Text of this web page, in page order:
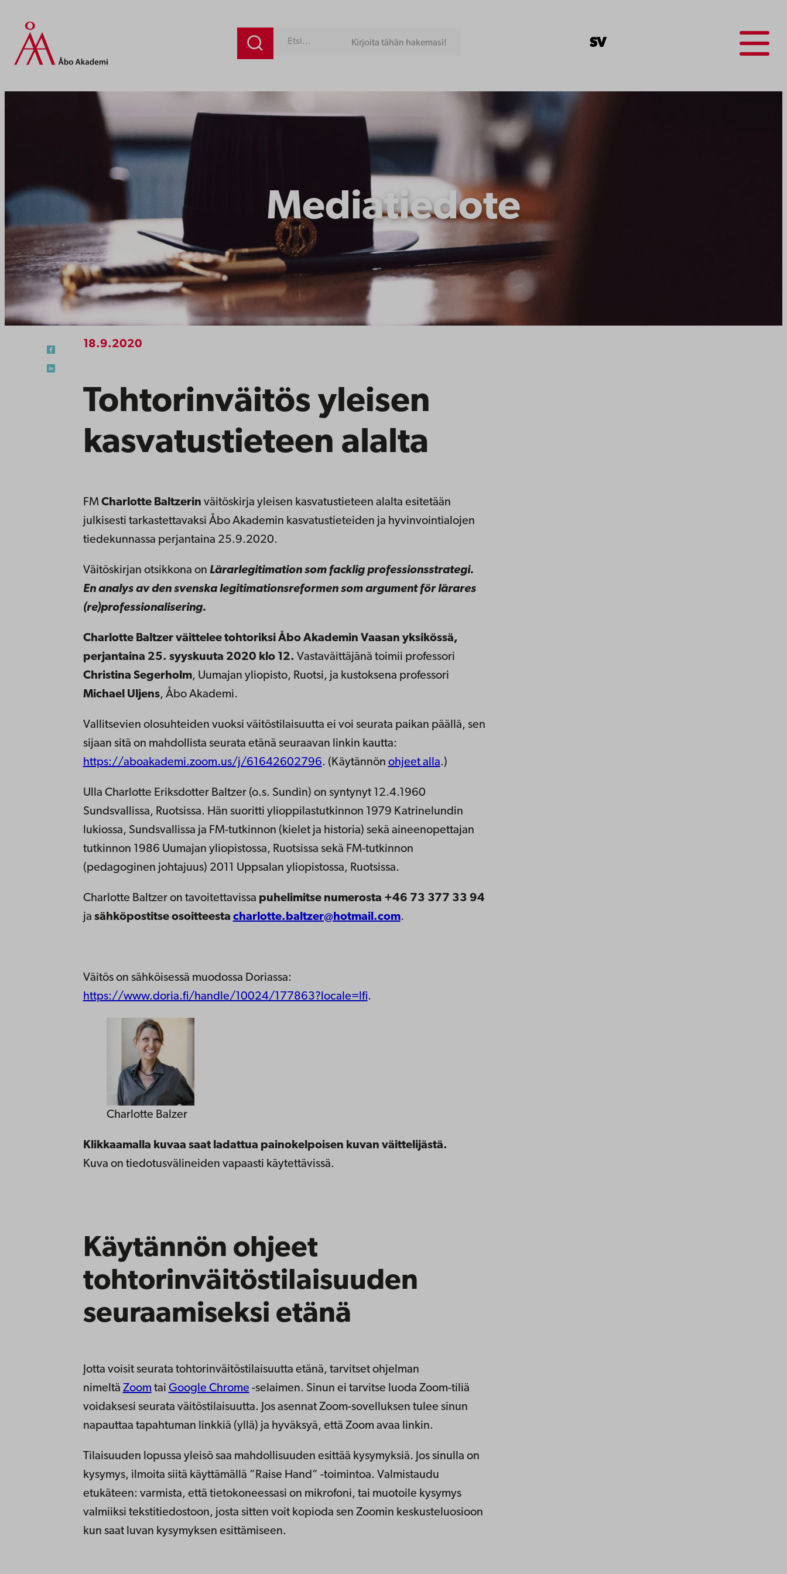
sisältöön
Kirjoita tähän hakemasi! SV
Menu
Mediatiedote
18.9.2020
Tohtorinväitös yleisen
kasvatustieteen alalta
FM Charlotte Baltzerin väitöskirja yleisen kasvatustieteen alalta esitetään
julkisesti tarkastettavaksi Åbo Akademin kasvatustieteiden ja hyvinvointialojen
tiedekunnassa perjantaina 25.9.2020.
Väitöskirjan otsikkona on Lärarlegitimation som facklig professionsstrategi.
En analys av den svenska legitimationsreformen som argument för lärares
(re)professionalisering.
Charlotte Baltzer väittelee tohtoriksi Åbo Akademin Vaasan yksikössä,
perjantaina 25. syyskuuta 2020 klo 12. Vastaväittäjänä toimii professori
Christina Segerholm, Uumajan yliopisto, Ruotsi, ja kustoksena professori
Michael Uljens, Åbo Akademi.
Vallitsevien olosuhteiden vuoksi väitöstilaisuutta ei voi seurata paikan päällä, sen
sijaan sitä on mahdollista seurata etänä seuraavan linkin kautta:
https://aboakademi.zoom.us/j/61642602796. (Käytännön ohjeet alla.)
Ulla Charlotte Eriksdotter Baltzer (o.s. Sundin) on syntynyt 12.4.1960
Sundsvallissa, Ruotsissa. Hän suoritti ylioppilastutkinnon 1979 Katrinelundin
lukiossa, Sundsvallissa ja FM-tutkinnon (kielet ja historia) sekä aineenopettajan
tutkinnon 1986 Uumajan yliopistossa, Ruotsissa sekä FM-tutkinnon
(pedagoginen johtajuus) 2011 Uppsalan yliopistossa, Ruotsissa.
Charlotte Baltzer on tavoitettavissa puhelimitse numerosta +46 73 377 33 94
ja sähköpostitse osoitteesta charlotte.baltzer@hotmail.com.
Väitös on sähköisessä muodossa Doriassa:
https://www.doria.fi/handle/10024/177863?locale=lfi.
Charlotte Balzer
Klikkaamalla kuvaa saat ladattua painokelpoisen kuvan väittelijästä.
Kuva on tiedotusvälineiden vapaasti käytettävissä.
Käytännön ohjeet
tohtorinväitöstilaisuuden
seuraamiseksi etänä
Jotta voisit seurata tohtorinväitöstilaisuutta etänä, tarvitset ohjelman
nimeltä Zoom tai Google Chrome -selaimen. Sinun ei tarvitse luoda Zoom-tiliä
voidaksesi seurata väitöstilaisuutta. Jos asennat Zoom-sovelluksen tulee sinun
napauttaa tapahtuman linkkiä (yllä) ja hyväksyä, että Zoom avaa linkin.
Tilaisuuden lopussa yleisö saa mahdollisuuden esittää kysymyksiä. Jos sinulla on
kysymys, ilmoita siitä käyttämällä ”Raise Hand” -toimintoa. Valmistaudu
etukäteen: varmista, että tietokoneessasi on mikrofoni, tai muotoile kysymys
valmiiksi tekstitiedostoon, josta sitten voit kopioda sen Zoomin keskusteluosioon
kun saat luvan kysymyksen esittämiseen.